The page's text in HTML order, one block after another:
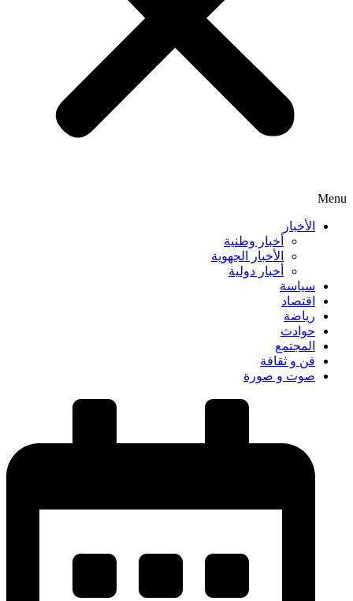
Menu
الأخبار
أخبار وطنية
الأخبار الجهوية
أخبار دولية
سياسة
اقتصاد
رياضة
حوادث
المجتمع
فن و ثقافة
صوت و صورة